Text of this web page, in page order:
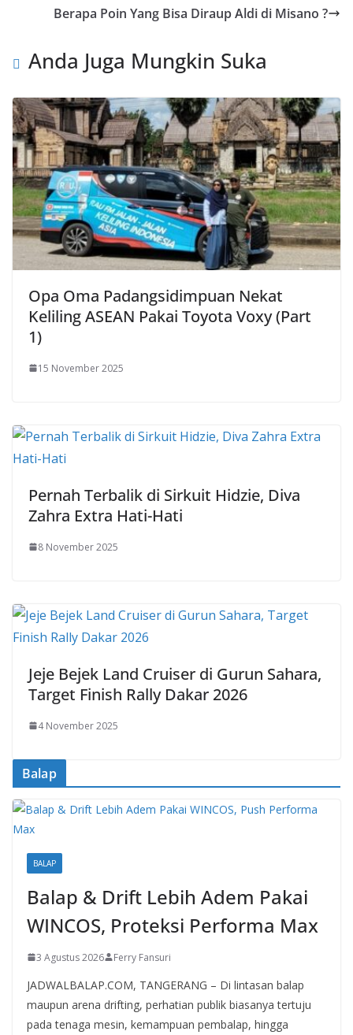
Berapa Poin Yang Bisa Diraup Aldi di Misano ?
Anda Juga Mungkin Suka
Opa Oma Padangsidimpuan Nekat
Keliling ASEAN Pakai Toyota Voxy (Part
1)
15 November 2025
Pernah Terbalik di Sirkuit Hidzie, Diva
Zahra Extra Hati-Hati
8 November 2025
Jeje Bejek Land Cruiser di Gurun Sahara,
Target Finish Rally Dakar 2026
4 November 2025
Balap
BALAP
Balap & Drift Lebih Adem Pakai
WINCOS, Proteksi Performa Max
3 Agustus 2026 Ferry Fansuri
JADWALBALAP.COM, TANGERANG – Di lintasan balap
maupun arena drifting, perhatian publik biasanya tertuju
pada tenaga mesin, kemampuan pembalap, hingga